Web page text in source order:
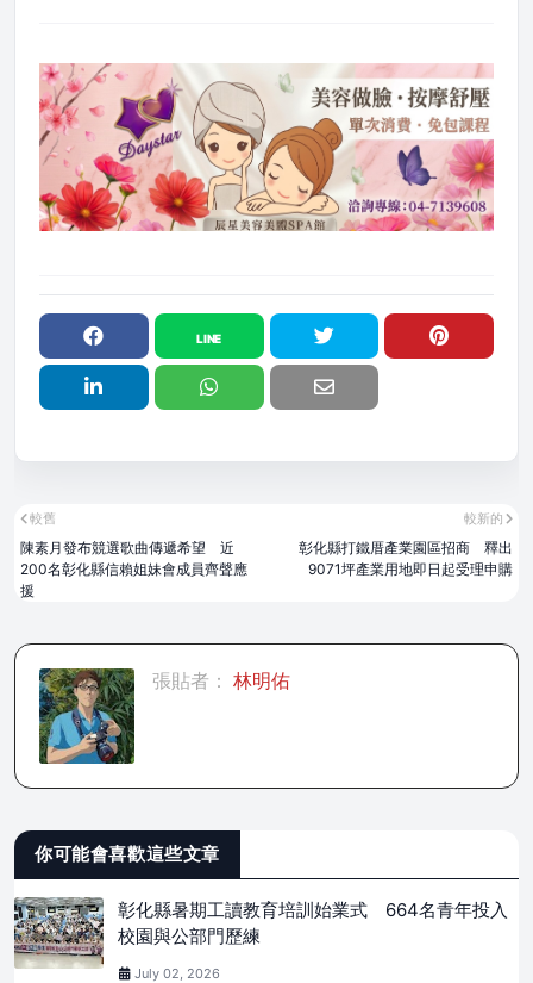
較新的
彰化縣打鐵厝產業園區招商 釋出
9071坪產業用地即日起受理申購
較舊
陳素月發布競選歌曲傳遞希望 近
200名彰化縣信賴姐妹會成員齊聲應
援
張貼者： 林明佑
你可能會喜歡這些文章
彰化縣暑期工讀教育培訓始業式 664名青年投入
校園與公部門歷練
July 02, 2026